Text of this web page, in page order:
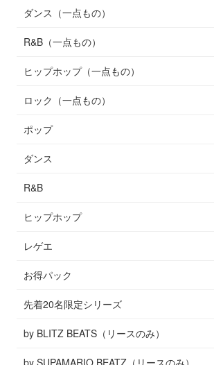
ダンス（一点もの）
R&B（一点もの）
ヒップホップ（一点もの）
ロック（一点もの）
ポップ
ダンス
R&B
ヒップホップ
レゲエ
お得パック
先着20名限定シリーズ
by BLITZ BEATS（リースのみ）
by SUPAMARIO BEATZ（リースのみ）